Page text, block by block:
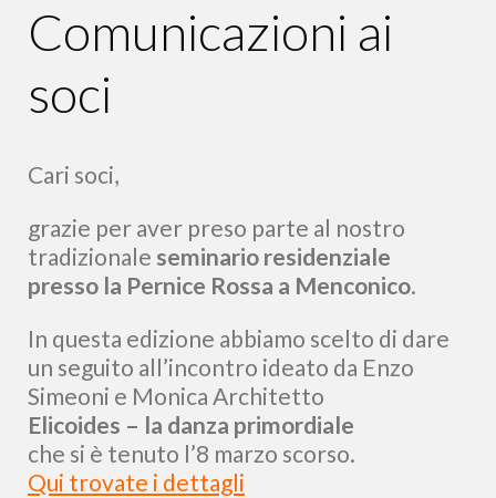
Comunicazioni ai
soci
Cari soci,
grazie per aver preso parte al nostro
tradizionale seminario residenziale
presso la Pernice Rossa a Menconico.
In questa edizione abbiamo scelto di dare
un seguito all’incontro ideato da Enzo
Simeoni e Monica Architetto
Elicoides – la danza primordiale
che si è tenuto l’8 marzo scorso.
Qui trovate i dettagli